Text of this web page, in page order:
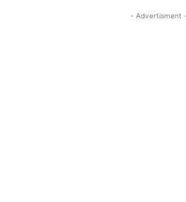
- Advertisment -